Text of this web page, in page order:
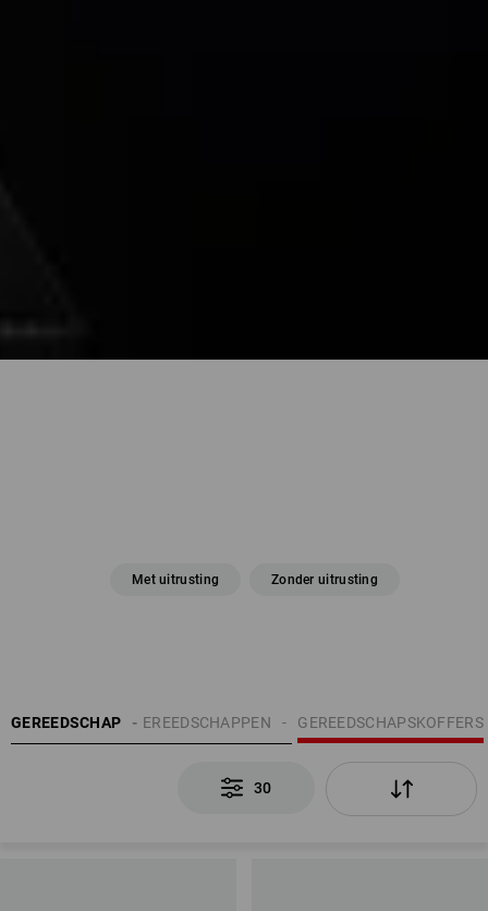
Met uitrusting Zonder uitrusting
GEREEDSCHAP GEREEDSCHAPSKOFFERS
HANDGEREEDSCHAPPEN
30